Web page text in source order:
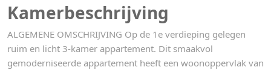
Kamerbeschrijving
ALGEMENE OMSCHRIJVING Op de 1e verdieping gelegen
ruim en licht 3-kamer appartement. Dit smaakvol
gemoderniseerde appartement heeft een woonoppervlak van